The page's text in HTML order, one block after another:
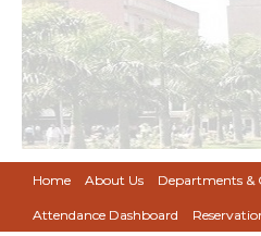
Home About Us Departments &
Attendance Dashboard